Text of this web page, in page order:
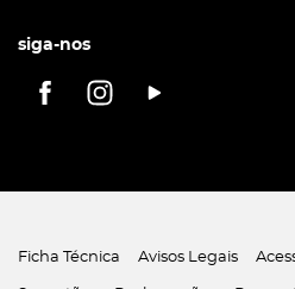
siga-nos
Ficha Técnica Avisos Legais